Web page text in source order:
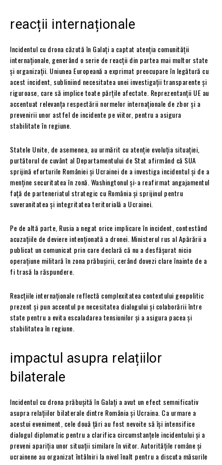
reacții internaționale
Incidentul cu drona căzută în Galați a captat atenția comunității
internaționale, generând o serie de reacții din partea mai multor state
și organizații. Uniunea Europeană a exprimat preocupare în legătură cu
acest incident, subliniind necesitatea unei investigații transparente și
riguroase, care să implice toate părțile afectate. Reprezentanții UE au
accentuat relevanța respectării normelor internaționale de zbor și a
prevenirii unor astfel de incidente pe viitor, pentru a asigura
stabilitate în regiune.
Statele Unite, de asemenea, au urmărit cu atenție evoluția situației,
purtătorul de cuvânt al Departamentului de Stat afirmând că SUA
sprijină eforturile României și Ucrainei de a investiga incidentul și de a
menține securitatea în zonă. Washingtonul și-a reafirmat angajamentul
față de parteneriatul strategic cu România și sprijinul pentru
suveranitatea și integritatea teritorială a Ucrainei.
Pe de altă parte, Rusia a negat orice implicare în incident, contestând
acuzațiile de deviere intenționată a dronei. Ministerul rus al Apărării a
publicat un comunicat prin care declară că nu a desfășurat nicio
operațiune militară în zona prăbușirii, cerând dovezi clare înainte de a
fi trasă la răspundere.
Reacțiile internaționale reflectă complexitatea contextului geopolitic
prezent și pun accentul pe necesitatea dialogului și colaborării între
state pentru a evita escaladarea tensiunilor și a asigura pacea și
stabilitatea în regiune.
impactul asupra relațiilor
bilaterale
Incidentul cu drona prăbușită în Galați a avut un efect semnificativ
asupra relațiilor bilaterale dintre România și Ucraina. Ca urmare a
acestui eveniment, cele două țări au fost nevoite să își intensifice
dialogul diplomatic pentru a clarifica circumstanțele incidentului și a
preveni apariția unor situații similare în viitor. Autoritățile române și
ucrainene au organizat întâlniri la nivel înalt pentru a discuta măsurile